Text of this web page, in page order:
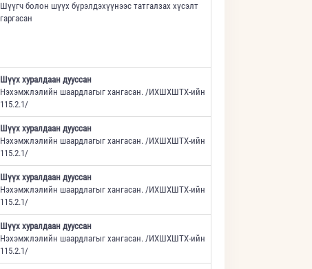
Шүүгч болон шүүх бүрэлдэхүүнээс татгалзах хүсэлт
гаргасан
Шүүх хуралдаан дууссан
Нэхэмжлэлийн шаардлагыг хангасан. /ИХШХШТХ-ийн
115.2.1/
Шүүх хуралдаан дууссан
Нэхэмжлэлийн шаардлагыг хангасан. /ИХШХШТХ-ийн
115.2.1/
Шүүх хуралдаан дууссан
Нэхэмжлэлийн шаардлагыг хангасан. /ИХШХШТХ-ийн
115.2.1/
Шүүх хуралдаан дууссан
Нэхэмжлэлийн шаардлагыг хангасан. /ИХШХШТХ-ийн
115.2.1/